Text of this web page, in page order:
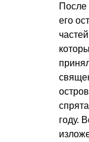
его
году.